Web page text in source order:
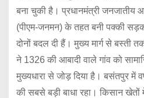
बना चुकी है। प्रधानमंत्री जनजातीय
(पीएम-जनमन) के तहत बनी पक्की
दोनों बदल दी हैं। मुख्य मार्ग से बस्ती
ने 1326 की आबादी वाले गांव को
मुख्यधारा से जोड़ दिया है। बसंतपुर में
की सबसे बड़ी बाधा रहा। किसान